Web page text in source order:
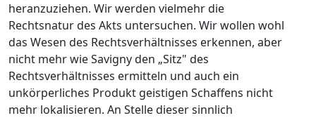
heranzuziehen. Wir werden vielmehr die
Rechtsnatur des Akts untersuchen. Wir wollen wohl
das Wesen des Rechtsverhältnisses erkennen, aber
nicht mehr wie Savigny den „Sitz" des
Rechtsverhältnisses ermitteln und auch ein
unkörperliches Produkt geistigen Schaffens nicht
mehr lokalisieren. An Stelle dieser sinnlich